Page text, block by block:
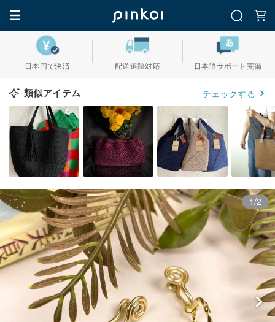
日本円で決済 配送追跡対応 日本語サポート完備
類似アイテム チェックする
1/2